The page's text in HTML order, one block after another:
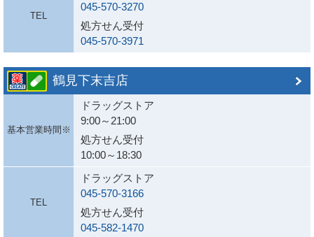
TEL
045-570-3270
処方せん受付
045-570-3971
鶴見下末吉店
基本営業時間※
ドラッグストア
9:00～21:00
処方せん受付
10:00～18:30
TEL
ドラッグストア
045-570-3166
処方せん受付
045-582-1470